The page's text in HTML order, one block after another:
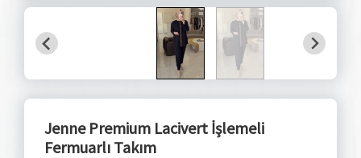
Jenne Premium Lacivert İşlemeli
Fermuarlı Takım